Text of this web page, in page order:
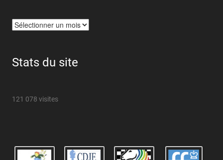
Archives
Stats du site
121 078 visites